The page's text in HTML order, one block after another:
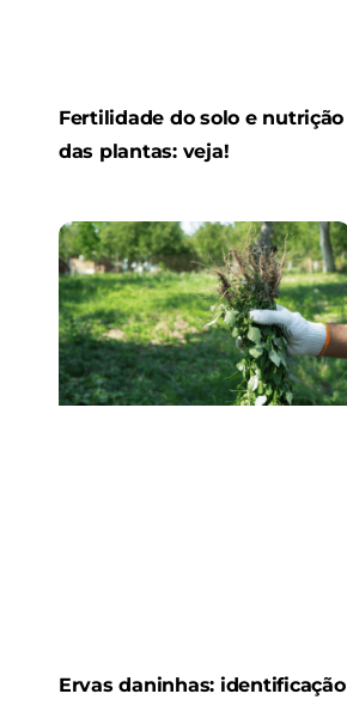
Fertilidade do solo e nutrição
das plantas: veja!
Ervas daninhas: identificação